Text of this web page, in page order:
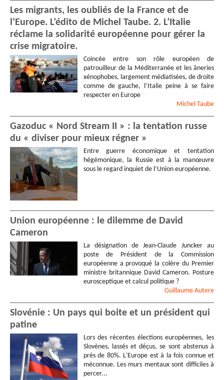
Les migrants, les oubliés de la France et de
l’Europe. L’édito de Michel Taube. 2. L’Italie
réclame la solidarité européenne pour gérer la
crise migratoire.
Coincée entre son rôle européen de
patrouilleur de la Méditerranée et les âneries
xénophobes, largement médiatisées, de droite
comme de gauche, l’Italie peine à se faire
respecter en Europe
Michel Taube
Gazoduc « Nord Stream II » : la tentation russe
du « diviser pour mieux régner »
Entre guerre économique et tentation
hégémonique, la Russie est à la manœuvre
sous le regard inquiet de l’Union européenne.
Union européenne : le dilemme de David
Cameron
La désignation de Jean-Claude Juncker au
poste de Président de la Commission
européenne a provoqué la colère du Premier
ministre britannique David Cameron. Posture
eurosceptique et calcul politique ?
Guillaume Autere
Slovénie : Un pays qui boite et un président qui
patine
Lors des récentes élections européennes, les
Slovènes, lassés et déçus, se sont abstenus à
près de 80%. L'Europe est à la fois connue et
méconnue. Les murs mentaux sont difficiles à
percer...